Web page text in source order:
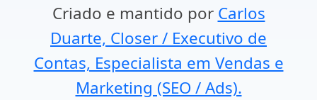
Criado e mantido por Carlos
Duarte, Closer / Executivo de
Contas, Especialista em Vendas e
Marketing (SEO / Ads).